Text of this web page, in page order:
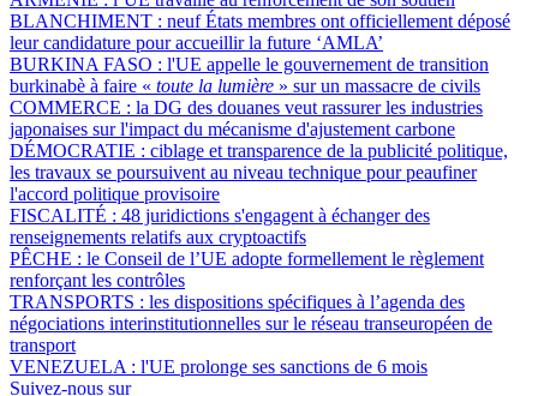
BLANCHIMENT : neuf États membres ont officiellement déposé
leur candidature pour accueillir la future ‘AMLA’
BURKINA FASO : l'UE appelle le gouvernement de transition
burkinabè à faire « toute la lumière » sur un massacre de civils
COMMERCE : la DG des douanes veut rassurer les industries
japonaises sur l'impact du mécanisme d'ajustement carbone
DÉMOCRATIE : ciblage et transparence de la publicité politique,
les travaux se poursuivent au niveau technique pour peaufiner
l'accord politique provisoire
FISCALITÉ : 48 juridictions s'engagent à échanger des
renseignements relatifs aux cryptoactifs
PÊCHE : le Conseil de l’UE adopte formellement le règlement
renforçant les contrôles
TRANSPORTS : les dispositions spécifiques à l’agenda des
négociations interinstitutionnelles sur le réseau transeuropéen de
transport
VENEZUELA : l'UE prolonge ses sanctions de 6 mois
Suivez-nous sur